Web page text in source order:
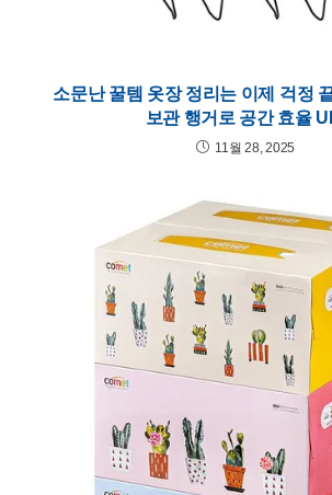
소문난 꿀템 옷장 정리는 이제 걱정
보관 행거로 공간 효율
11월 28, 2025